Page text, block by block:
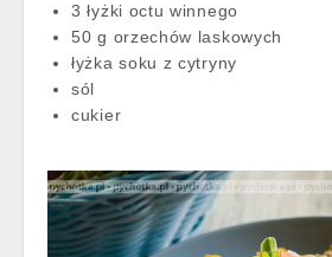
3 łyżki octu winnego
50 g orzechów laskowych
łyżka soku z cytryny
sól
cukier